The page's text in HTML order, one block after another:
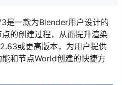
是一款为Blender用户设计的
的创建过程，从而提升渲染
或更高版本，为用户提供
和节点World创建的快捷方